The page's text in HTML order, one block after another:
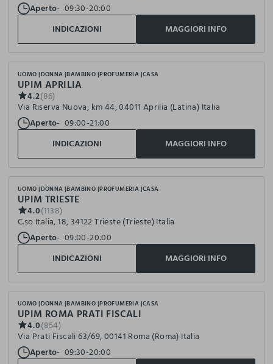
Aperto 09:30-20:00
INDICAZIONI
MAGGIORI INFO
UOMO DONNA BAMBINO PROFUMERIA CASA
UPIM APRILIA
4.2(86)
Via Riserva Nuova, km 44, 04011 Aprilia (Latina) Italia
Aperto 09:00-21:00
INDICAZIONI
MAGGIORI INFO
UOMO DONNA BAMBINO PROFUMERIA CASA
UPIM TRIESTE
4.0(1138)
C.so Italia, 18, 34122 Trieste (Trieste) Italia
Aperto 09:00-20:00
INDICAZIONI
MAGGIORI INFO
UOMO DONNA BAMBINO PROFUMERIA CASA
UPIM ROMA PRATI FISCALI
4.0(854)
Via Prati Fiscali 63/69, 00141 Roma (Roma) Italia
Aperto 09:30-20:00